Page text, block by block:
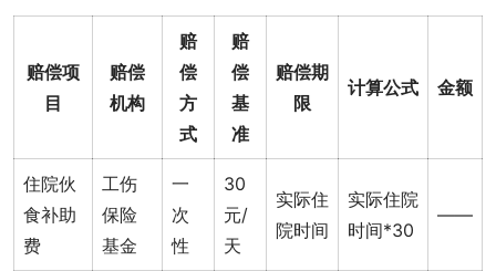
赔偿项
目
赔偿
机构
赔
偿
方
式
赔
偿
基
准
赔偿期
限
计算公式 金额
住院伙
食补助
费
工伤
保险
基金
一
次
性
30
元/
天
实际住
院时间
实际住院
时间*30
——